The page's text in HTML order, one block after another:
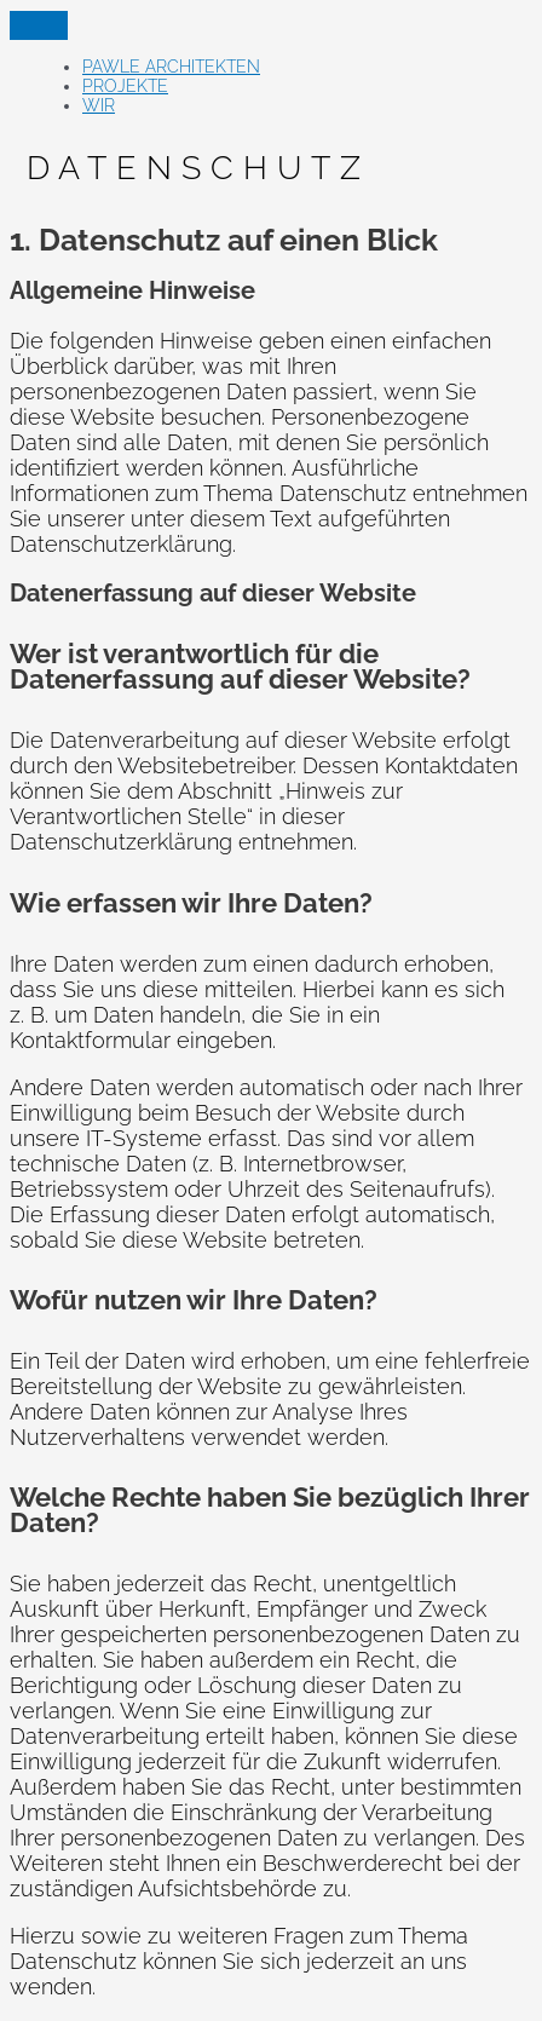
Zum
PAWLE ARCHITEKTEN
PROJEKTE
WIR
DATENSCHUTZ
1. Datenschutz auf einen Blick
Allgemeine Hinweise
Die folgenden Hinweise geben einen einfachen
Überblick darüber, was mit Ihren
personenbezogenen Daten passiert, wenn Sie
diese Website besuchen. Personenbezogene
Daten sind alle Daten, mit denen Sie persönlich
identifiziert werden können. Ausführliche
Informationen zum Thema Datenschutz entnehmen
Sie unserer unter diesem Text aufgeführten
Datenschutzerklärung.
Datenerfassung auf dieser Website
Wer ist verantwortlich für die
Datenerfassung auf dieser Website?
Die Datenverarbeitung auf dieser Website erfolgt
durch den Websitebetreiber. Dessen Kontaktdaten
können Sie dem Abschnitt „Hinweis zur
Verantwortlichen Stelle“ in dieser
Datenschutzerklärung entnehmen.
Wie erfassen wir Ihre Daten?
Ihre Daten werden zum einen dadurch erhoben,
dass Sie uns diese mitteilen. Hierbei kann es sich
z. B. um Daten handeln, die Sie in ein
Kontaktformular eingeben.
Andere Daten werden automatisch oder nach Ihrer
Einwilligung beim Besuch der Website durch
unsere IT-Systeme erfasst. Das sind vor allem
technische Daten (z. B. Internetbrowser,
Betriebssystem oder Uhrzeit des Seitenaufrufs).
Die Erfassung dieser Daten erfolgt automatisch,
sobald Sie diese Website betreten.
Wofür nutzen wir Ihre Daten?
Ein Teil der Daten wird erhoben, um eine fehlerfreie
Bereitstellung der Website zu gewährleisten.
Andere Daten können zur Analyse Ihres
Nutzerverhaltens verwendet werden.
Welche Rechte haben Sie bezüglich Ihrer
Daten?
Sie haben jederzeit das Recht, unentgeltlich
Auskunft über Herkunft, Empfänger und Zweck
Ihrer gespeicherten personenbezogenen Daten zu
erhalten. Sie haben außerdem ein Recht, die
Berichtigung oder Löschung dieser Daten zu
verlangen. Wenn Sie eine Einwilligung zur
Datenverarbeitung erteilt haben, können Sie diese
Einwilligung jederzeit für die Zukunft widerrufen.
Außerdem haben Sie das Recht, unter bestimmten
Umständen die Einschränkung der Verarbeitung
Ihrer personenbezogenen Daten zu verlangen. Des
Weiteren steht Ihnen ein Beschwerderecht bei der
zuständigen Aufsichtsbehörde zu.
Hierzu sowie zu weiteren Fragen zum Thema
Datenschutz können Sie sich jederzeit an uns
wenden.